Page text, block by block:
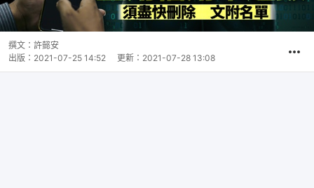
撰文： 許懿安
出版： 2021-07-25 14:52 更新： 2021-07-28 13:08